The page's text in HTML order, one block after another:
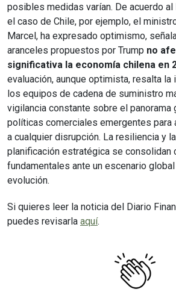
posibles medidas varían. De acuerdo al
el caso de Chile, por ejemplo, el
Marcel, ha expresado optimismo,
aranceles propuestos por Trump no
significativa la economía chilena en
evaluación, aunque optimista, resalta la
los equipos de cadena de suministro
vigilancia constante sobre el panorama
políticas comerciales emergentes para
a cualquier disrupción. La resiliencia y
planificación estratégica se consolidan
fundamentales ante un escenario
evolución.
Si quieres leer la noticia del Diario
puedes revisarla aquí.